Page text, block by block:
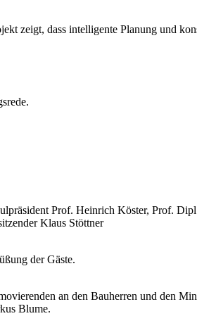
zeigt, dass intelligente Planung und
Prof. Heinrich Köster, Prof.
Klaus Stöttner
der Gäste.
an den Bauherren und den
Blume.